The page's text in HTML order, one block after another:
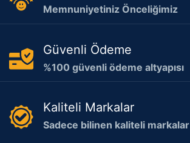
Memnuniyetiniz Önceliğimiz
Güvenli Ödeme
%100 güvenli ödeme altyapısı
Kaliteli Markalar
Sadece bilinen kaliteli markalar